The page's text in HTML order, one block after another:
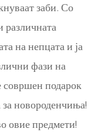
заби. Со
различната
на непцата и ја
фази на
совршен подарок
новороденчиња!
овие предмети!